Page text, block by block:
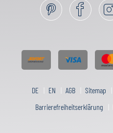
DE EN AGB Sitemap
Barrierefreiheitserklärung